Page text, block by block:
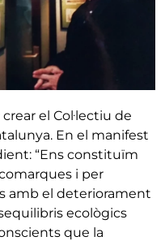
el Col·lectiu de
En el manifest
“Ens constituïm
i per
amb el deteriorament
ecològics
que la